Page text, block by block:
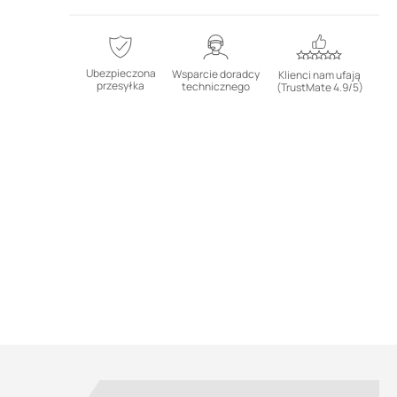
Ubezpieczona
przesyłka
Wsparcie doradcy
technicznego
Klienci nam ufają
(TrustMate 4.9/5)